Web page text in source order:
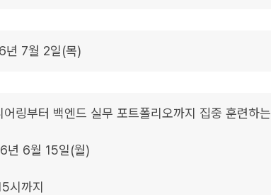
년 7월 2일(목)
링부터 백엔드 실무 포트폴리오까지 집중 훈련하는
년 6월 15일(월)
시까지